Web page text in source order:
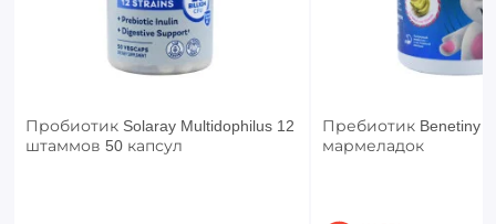
Пробиотик Solaray Multidophilus 12
штаммов 50 капсул
Пребиотик Benetiny
мармеладок